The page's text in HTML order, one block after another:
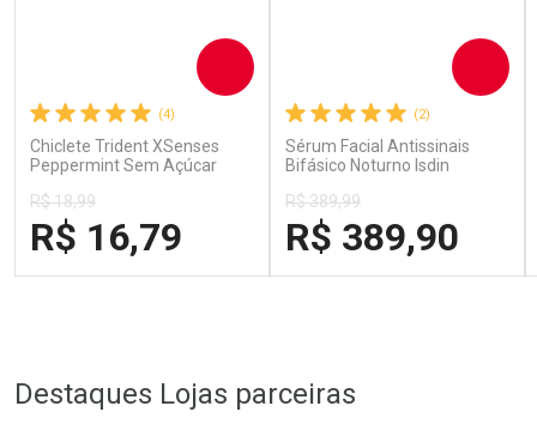
(4)
Chiclete Trident XSenses
Peppermint Sem Açúcar
R$ 18,99
R$ 16,79
Comprar
(2)
Sérum Facial Antissinais
Bifásico Noturno Isdin
Retinaldeído 50ml
R$ 389,99
R$ 389,90
Comprar
Destaques Lojas parceiras